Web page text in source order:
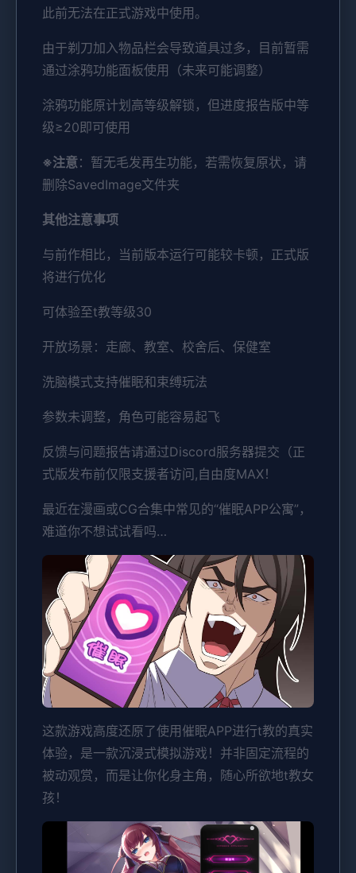
此前无法在正式游戏中使用。
由于剃刀加入物品栏会导致道具过多，目前暂需
通过涂鸦功能面板使用（未来可能调整）
涂鸦功能原计划高等级解锁，但进度报告版中等
级≥20即可使用
※注意：暂无毛发再生功能，若需恢复原状，请
删除SavedImage文件夹
其他注意事项
与前作相比，当前版本运行可能较卡顿，正式版
将进行优化
可体验至t教等级30
开放场景：走廊、教室、校舍后、保健室
洗脑模式支持催眠和束缚玩法
参数未调整，角色可能容易起飞
反馈与问题报告请通过Discord服务器提交（正
式版发布前仅限支援者访问,自由度MAX！
最近在漫画或CG合集中常见的“催眠APP公寓”，
难道你不想试试看吗…
这款游戏高度还原了使用催眠APP进行t教的真实
体验，是一款沉浸式模拟游戏！并非固定流程的
被动观赏，而是让你化身主角，随心所欲地t教女
孩！